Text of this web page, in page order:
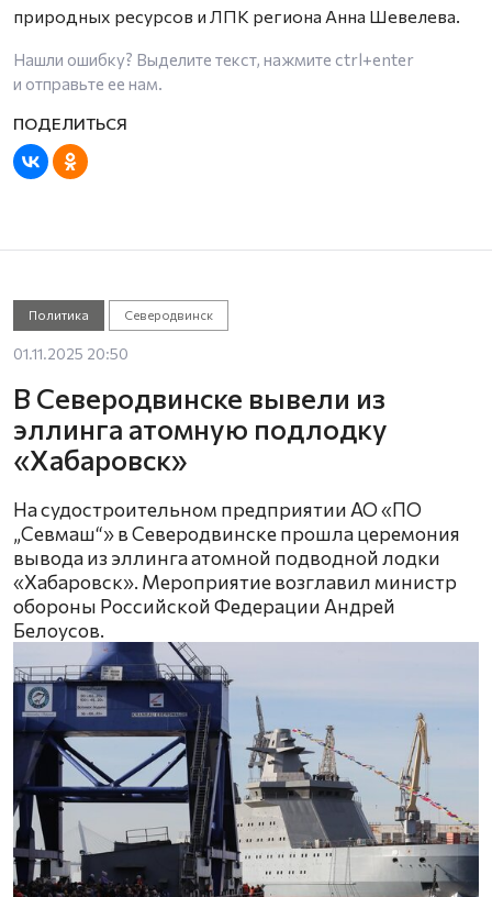
природных ресурсов и ЛПК региона Анна Шевелева.
Нашли ошибку? Выделите текст, нажмите ctrl+enter
и отправьте ее нам.
Политика Северодвинск
01.11.2025 20:50
В Северодвинске вывели из
эллинга атомную подлодку
«Хабаровск»
На судостроительном предприятии АО «ПО
„Севмаш“» в Северодвинске прошла церемония
вывода из эллинга атомной подводной лодки
«Хабаровск». Мероприятие возглавил министр
обороны Российской Федерации Андрей
Белоусов.